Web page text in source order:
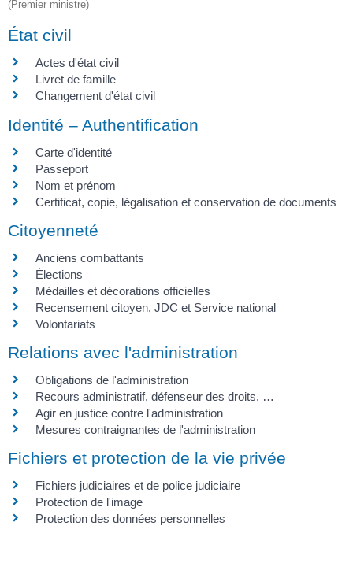
(Premier ministre)
État civil
Actes d'état civil
Livret de famille
Changement d'état civil
Identité – Authentification
Carte d'identité
Passeport
Nom et prénom
Certificat, copie, légalisation et conservation de documents
Citoyenneté
Anciens combattants
Élections
Médailles et décorations officielles
Recensement citoyen, JDC et Service national
Volontariats
Relations avec l'administration
Obligations de l'administration
Recours administratif, défenseur des droits, …
Agir en justice contre l'administration
Mesures contraignantes de l'administration
Fichiers et protection de la vie privée
Fichiers judiciaires et de police judiciaire
Protection de l'image
Protection des données personnelles